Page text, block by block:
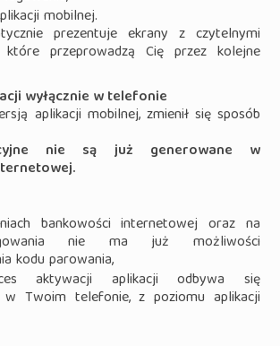
mobilnej.
prezentuje ekrany z czytelnymi
które przeprowadzą Cię przez kolejne
wyłącznie w telefonie
aplikacji mobilnej, zmienił się sposób
nie są już generowane w
bankowości internetowej oraz na
nie ma już możliwości
kodu parowania,
aktywacji aplikacji odbywa się
w Twoim telefonie, z poziomu aplikacji